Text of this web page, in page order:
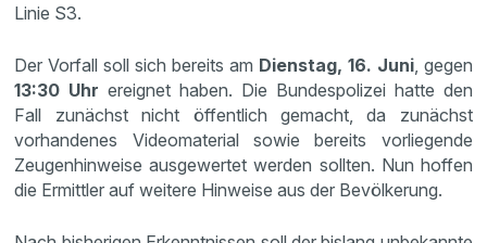
Linie S3.
Der Vorfall soll sich bereits am Dienstag, 16. Juni, gegen
13:30 Uhr ereignet haben. Die Bundespolizei hatte den
Fall zunächst nicht öffentlich gemacht, da zunächst
vorhandenes Videomaterial sowie bereits vorliegende
Zeugenhinweise ausgewertet werden sollten. Nun hoffen
die Ermittler auf weitere Hinweise aus der Bevölkerung.